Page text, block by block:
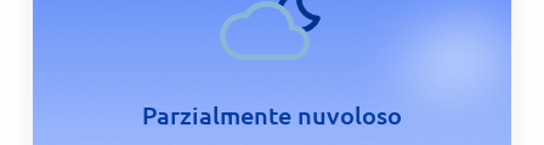
Parzialmente nuvoloso